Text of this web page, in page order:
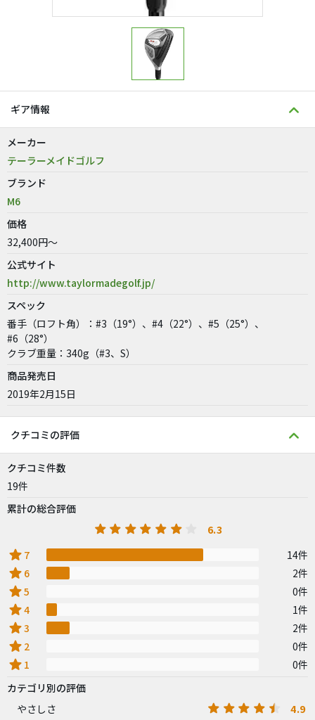
ギア情報
メーカー
テーラーメイドゴルフ
ブランド
M6
価格
32,400円～
公式サイト
http://www.taylormadegolf.jp/
スペック
番手（ロフト角）：#3（19°）、#4（22°）、#5（25°）、
#6（28°）
クラブ重量：340g（#3、S）
商品発売日
2019年2月15日
クチコミの評価
クチコミ件数
19件
累計の総合評価
6.3
star 7 14件
star 6 2件
star5 0件
star4 1件
star3 2件
star 2 0件
star 1
0件
カテゴリ別の評価
やさしさ
4.9